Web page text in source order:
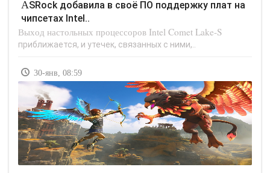
ASRock добавила в своё ПО поддержку плат на
чипсетах Intel..
Выход настольных процессоров Intel Comet Lake-S
приближается, и утечек, связанных с ними,..
30-янв, 08:59